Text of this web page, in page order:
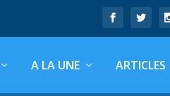
A LA UNE ARTICLES